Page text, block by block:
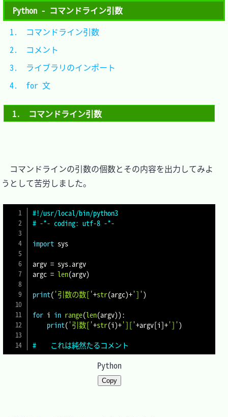
Python - コマンドライン引数
1.　コマンドライン引数
コマンドラインの引数の個数とその内容を出力してみよ
うとして苦労しました。
#!/usr/local/bin/python3
# -*- coding: utf-8 -*-
import sys
argv = sys.argv
argc = len(argv)
print('引数の数['+str(argc)+']')
for i in range(len(argv)):
print('引数['+str(i)+']['+argv[i]+']')
#    これは純然たるコメント
Python
Copy